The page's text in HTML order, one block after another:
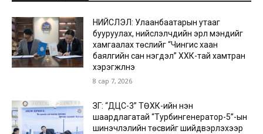
НИЙСЛЭЛ: Улаанбаатарын утааг
бууруулах, нийслэлчүүдийн эрүүл мэндийг
хамгаалах төслийг “Чингис хаан
баялгийн сан нэгдэл” ХХК-тай хамтран
хэрэгжүүлнэ
8 сар 7, 2026
ЗГ: “ДЦС-3” ТӨХК-ийн нэн
шаардлагатай “Турбингенератор-5”-ын
шинэчлэлийн төсвийг шийдвэрлэхээр